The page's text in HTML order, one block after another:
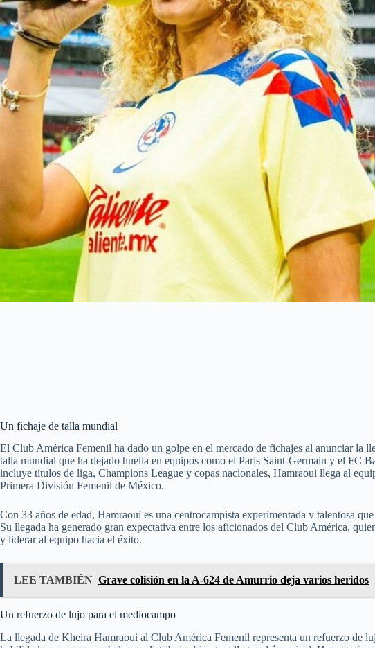
Un fichaje de talla mundial
El Club América Femenil ha dado un golpe en el mercado de fichajes al anunciar la
talla mundial que ha dejado huella en equipos como el Paris Saint-Germain y el FC
incluye títulos de liga, Champions League y copas nacionales, Hamraoui llega al
Primera División Femenil de México.
Con 33 años de edad, Hamraoui es una centrocampista experimentada y talentosa
Su llegada ha generado gran expectativa entre los aficionados del Club América,
y liderar al equipo hacia el éxito.
LEE TAMBIÉN Grave colisión en la A-624 de Amurrio deja varios heridos
Un refuerzo de lujo para el mediocampo
La llegada de Kheira Hamraoui al Club América Femenil representa un refuerzo de